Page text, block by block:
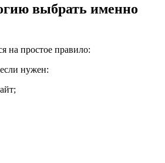
выбрать именно
на простое правило:
нужен: